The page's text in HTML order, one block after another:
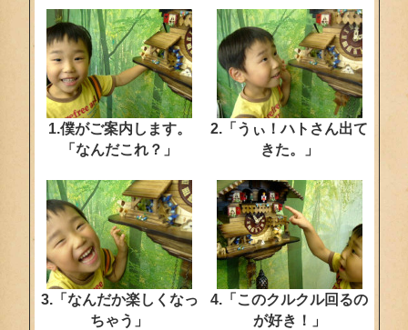
1.僕がご案内します。
「なんだこれ？」
2.「うぃ！ハトさん出て
きた。」
3.「なんだか楽しくなっ
ちゃう」
4.「このクルクル回るの
が好き！」